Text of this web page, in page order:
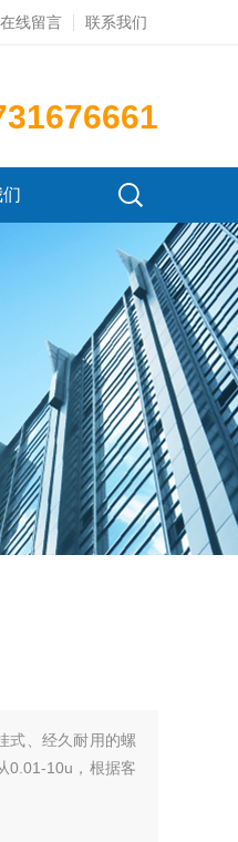
在线留言 联系我们
式、经久耐用的螺
0.01-10u，根据客